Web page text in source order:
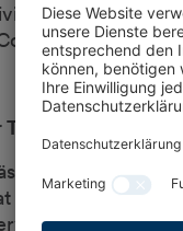
Menüs
für
sind in den
sich längst zu
Lösungen